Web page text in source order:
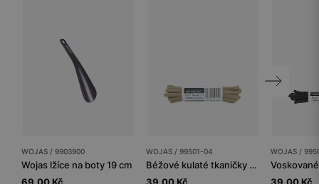
WOJAS / 9903900
Wojas lžíce na boty 19 cm
WOJAS / 99501-04
Béžové kulaté tkaničky 80 cm
WOJAS /